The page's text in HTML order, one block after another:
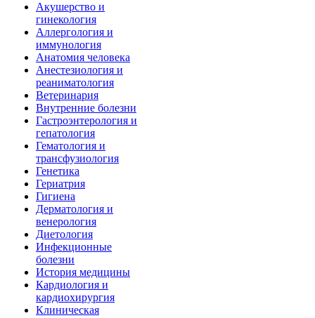
Акушерство и
гинекология
Аллергология и
иммунология
Анатомия человека
Анестезиология и
реаниматология
Ветеринария
Внутренние болезни
Гастроэнтерология и
гепатология
Гематология и
трансфузиология
Генетика
Гериатрия
Гигиена
Дерматология и
венерология
Диетология
Инфекционные
болезни
История медицины
Кардиология и
кардиохирургия
Клиническая